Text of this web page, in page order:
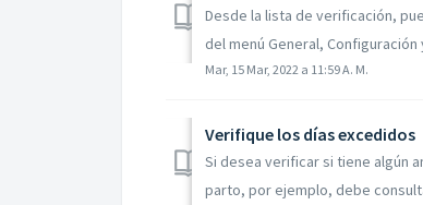
Desde la lista de verificación,
del menú General, Configuración
Mar, 15 Mar, 2022 a 11:59 A. M.
Verifique los días excedidos
Si desea verificar si tiene algún
parto, por ejemplo, debe